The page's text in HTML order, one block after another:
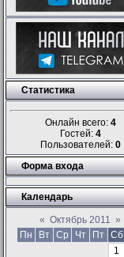
Статистика
Онлайн всего: 4
Гостей: 4
Пользователей: 0
Форма входа
Календарь
« Октябрь 2011 »
Пн
Вт Ср Чт Пт Сб
1